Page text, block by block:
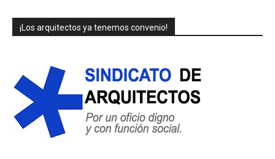
¡Los arquitectos ya tenemos convenio!